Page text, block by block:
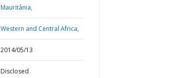
Mauritânia,
Western and Central Africa,
2014/05/13
Disclosed